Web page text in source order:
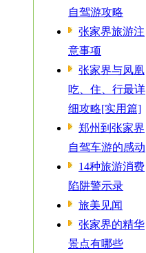
自驾游攻略
张家界旅游注
意事项
张家界与凤凰
吃、住、行最详
细攻略[实用篇]
郑州到张家界
自驾车游的感动
14种旅游消费
陷阱警示录
旅美见闻
张家界的精华
景点有哪些